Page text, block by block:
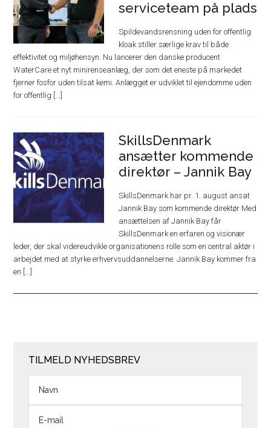
serviceteam på plads
Spildevandsrensning uden for offentlig
kloak stiller særlige krav til både
effektivitet og miljøhensyn. Nu lancerer den danske producent
WaterCare et nyt minirenseanlæg, der som det eneste på markedet
fjerner fosfor uden tilsat kemi. Anlægget er udviklet til ejendomme uden
for offentlig [...]
SkillsDenmark
ansætter kommende
direktør – Jannik Bay
SkillsDenmark har pr. 1. august ansat
Jannik Bay som kommende direktør Med
ansættelsen af Jannik Bay får
SkillsDenmark en erfaren og visionær
leder, der skal videreudvikle organisationens rolle som en central aktør i
arbejdet med at styrke erhvervsuddannelserne. Jannik Bay kommer fra
en [...]
TILMELD NYHEDSBREV